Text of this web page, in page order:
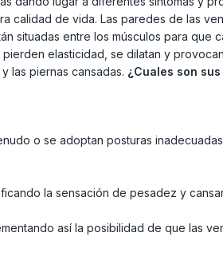
calidad de vida. Las paredes de las
situadas entre los músculos para que
elasticidad, se dilatan y
las piernas cansadas. ¿Cuales son
o se adoptan posturas
la sensación de pesadez y
así la posibilidad de que las